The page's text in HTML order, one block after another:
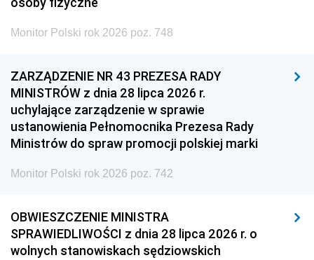
Monitor Polski rok 2026 poz. 748
ZARZĄDZENIE NR 43 PREZESA RADY
MINISTRÓW z dnia 28 lipca 2026 r.
uchylające zarządzenie w sprawie
ustanowienia Pełnomocnika Prezesa Rady
Ministrów do spraw promocji polskiej marki
Monitor Polski rok 2026 poz. 742
OBWIESZCZENIE MINISTRA
SPRAWIEDLIWOŚCI z dnia 28 lipca 2026 r. o
wolnych stanowiskach sędziowskich